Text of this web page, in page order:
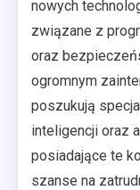
nowych
związane z
oraz
ogromnym
poszukują
inteligencji oraz
posiadające te
szanse na